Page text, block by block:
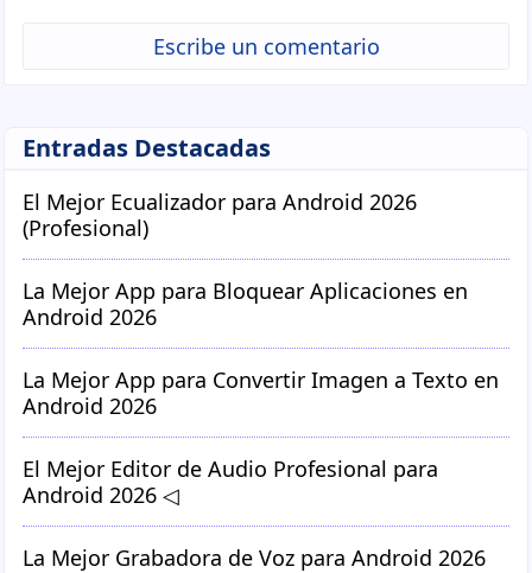
Escribe un comentario
Entradas Destacadas
El Mejor Ecualizador para Android 2026
(Profesional)
La Mejor App para Bloquear Aplicaciones en
Android 2026
La Mejor App para Convertir Imagen a Texto en
Android 2026
El Mejor Editor de Audio Profesional para
Android 2026 ◁
La Mejor Grabadora de Voz para Android 2026